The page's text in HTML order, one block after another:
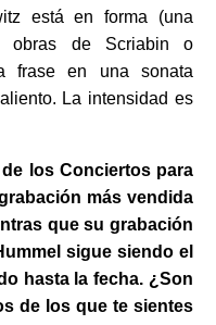
está en forma (una
obras de Scriabin o
frase en una sonata
La intensidad es
los Conciertos para
más vendida
que su grabación
sigue siendo el
hasta la fecha. ¿Son
de los que te sientes